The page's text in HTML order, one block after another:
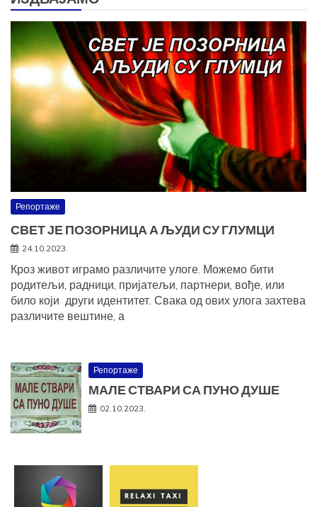
Репортаже
СВЕТ ЈЕ ПОЗОРНИЦА А ЉУДИ СУ ГЛУМЦИ
24.10.2023.
Кроз живот играмо различите улоге. Можемо бити
родитељи, радници, пријатељи, партнери, вође, или
било који други идентитет. Свака од ових улога захтева
различите вештине, а
Репортаже
МАЛЕ СТВАРИ СА ПУНО ДУШЕ
02.10.2023.